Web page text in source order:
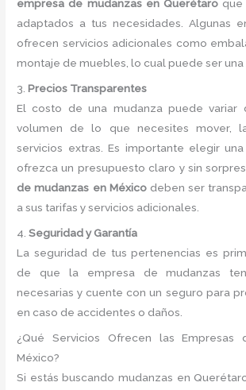
empresa de mudanzas en Querétaro que
adaptados a tus necesidades. Algunas
ofrecen servicios adicionales como
montaje de muebles, lo cual puede ser una
3.Precios Transparentes
El costo de una mudanza puede variar
volumen de lo que necesites mover,
servicios extras. Es importante elegir
ofrezca un presupuesto claro y sin
de mudanzas en Méxicodeben ser
a sus tarifas y servicios adicionales.
4.Seguridad y Garantía
La seguridad de tus pertenencias es
de que la empresa de mudanzas
necesarias y cuente con un seguro para
en caso de accidentes o daños.
¿Qué Servicios Ofrecen las Empresas
México?
Si estás buscando mudanzas en